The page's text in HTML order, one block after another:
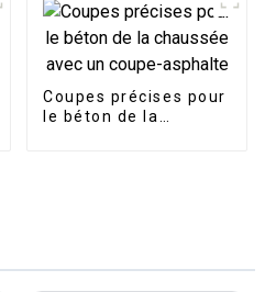
Coupes précises pour
le béton de la